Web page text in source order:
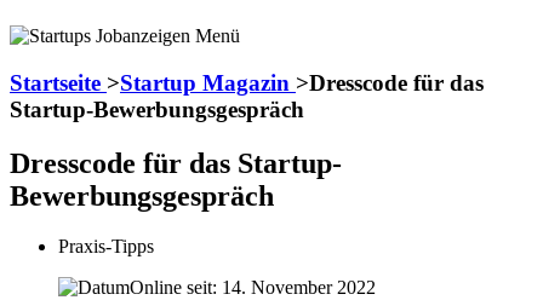
Startseite >Startup Magazin >Dresscode für das
Startup-Bewerbungsgespräch
Dresscode für das Startup-
Bewerbungsgespräch
Praxis-Tipps
Online seit: 14. November 2022